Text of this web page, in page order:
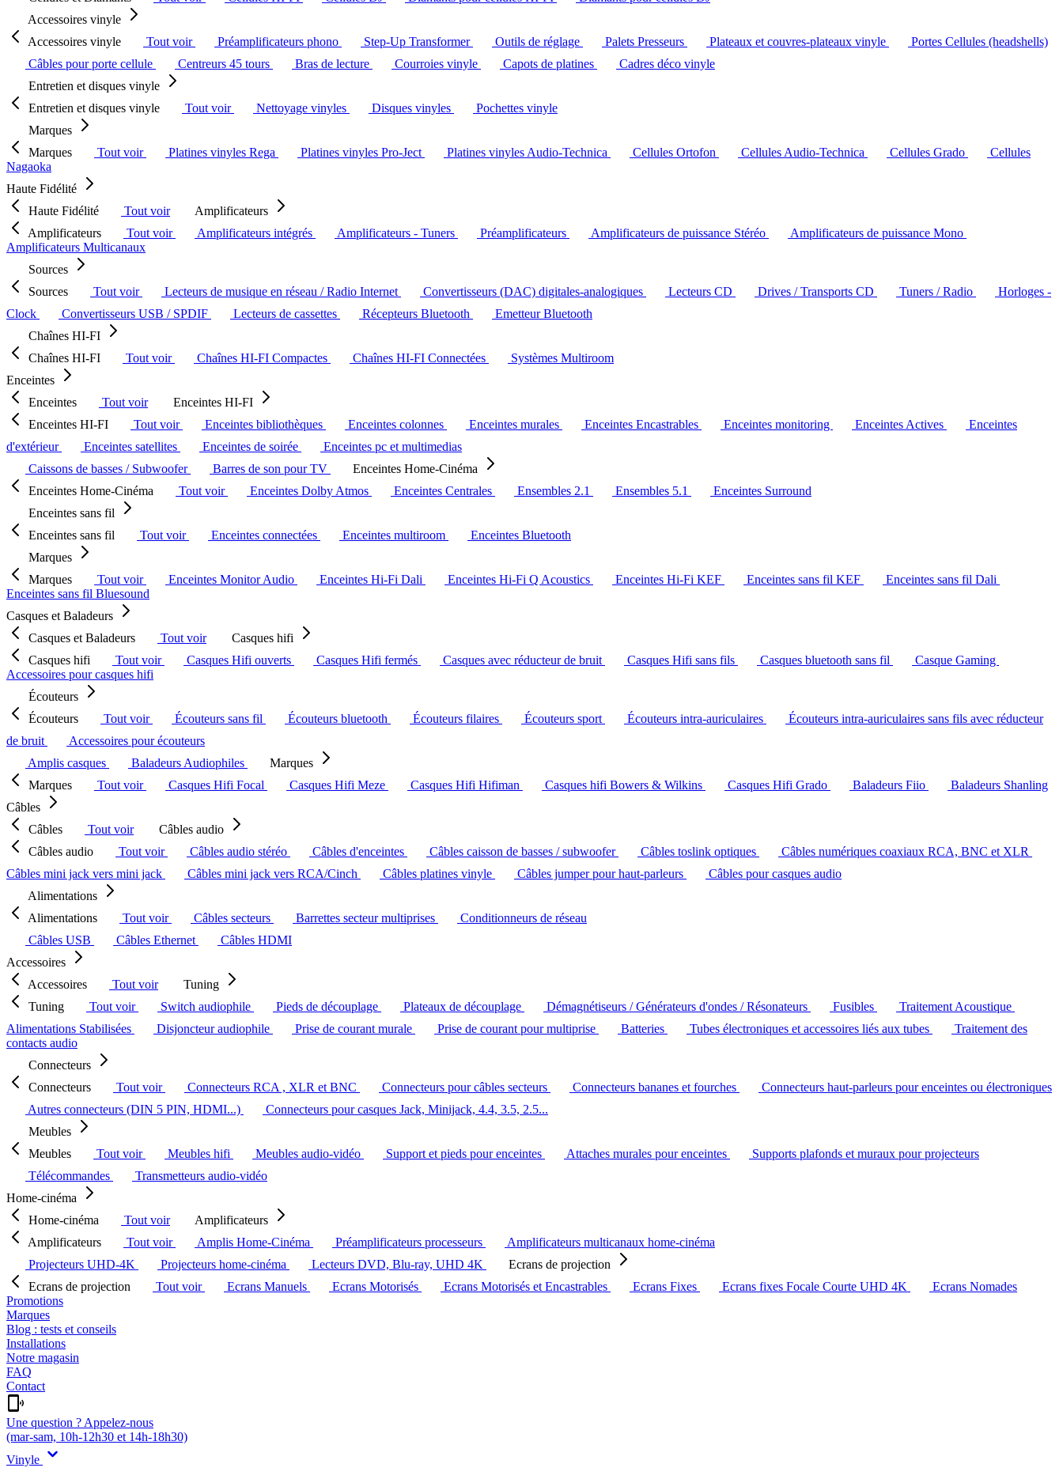
Accessoires vinyle
Accessoires vinyle
Tout voir Préamplificateurs phono Step-Up Transformer Outils de réglage Palets Presseurs Plateaux et couvres-plateaux vinyle
Portes Cellules (headshells)
Câbles pour porte cellule
Centreurs 45 tours Bras de lecture Courroies vinyle Capots de platines
Cadres déco vinyle
Entretien et disques vinyle
Entretien et disques vinyle
Tout voir Nettoyage vinyles Disques vinyles
Pochettes vinyle
Marques
Marques
Tout voir Platines vinyles Rega Platines vinyles Pro-Ject Platines vinyles Audio-Technica Cellules Ortofon Cellules Audio-Technica Cellules Grado
Cellules
Nagaoka
Haute Fidélité
Haute Fidélité
Tout voir
Amplificateurs
Amplificateurs
Tout voir Amplificateurs intégrés Amplificateurs - Tuners Préamplificateurs Amplificateurs de puissance Stéréo
Amplificateurs de puissance Mono
Amplificateurs Multicanaux
Sources
Sources
Tout voir Lecteurs de musique en réseau / Radio Internet Convertisseurs (DAC) digitales-analogiques Lecteurs CD Drives / Transports CD Tuners / Radio
Horloges -
Clock
Convertisseurs USB / SPDIF Lecteurs de cassettes Récepteurs Bluetooth
Emetteur Bluetooth
Chaînes HI-FI
Chaînes HI-FI
Tout voir Chaînes HI-FI Compactes Chaînes HI-FI Connectées
Systèmes Multiroom
Enceintes
Enceintes
Tout voir
Enceintes HI-FI
Enceintes HI-FI
Tout voir Enceintes bibliothèques Enceintes colonnes Enceintes murales Enceintes Encastrables Enceintes monitoring Enceintes Actives
Enceintes
d'extérieur
Enceintes satellites Enceintes de soirée
Enceintes pc et multimedias
Caissons de basses / Subwoofer
Barres de son pour TV
Enceintes Home-Cinéma
Enceintes Home-Cinéma
Tout voir Enceintes Dolby Atmos Enceintes Centrales Ensembles 2.1 Ensembles 5.1
Enceintes Surround
Enceintes sans fil
Enceintes sans fil
Tout voir Enceintes connectées Enceintes multiroom
Enceintes Bluetooth
Marques
Marques
Tout voir Enceintes Monitor Audio Enceintes Hi-Fi Dali Enceintes Hi-Fi Q Acoustics Enceintes Hi-Fi KEF Enceintes sans fil KEF
Enceintes sans fil Dali
Enceintes sans fil Bluesound
Casques et Baladeurs
Casques et Baladeurs
Tout voir
Casques hifi
Casques hifi
Tout voir Casques Hifi ouverts Casques Hifi fermés Casques avec réducteur de bruit Casques Hifi sans fils Casques bluetooth sans fil
Casque Gaming
Accessoires pour casques hifi
Écouteurs
Écouteurs
Tout voir Écouteurs sans fil Écouteurs bluetooth Écouteurs filaires Écouteurs sport Écouteurs intra-auriculaires
Écouteurs intra-auriculaires sans fils avec réducteur
de bruit
Accessoires pour écouteurs
Amplis casques
Baladeurs Audiophiles
Marques
Marques
Tout voir Casques Hifi Focal Casques Hifi Meze Casques Hifi Hifiman Casques hifi Bowers & Wilkins Casques Hifi Grado Baladeurs Fiio
Baladeurs Shanling
Câbles
Câbles
Tout voir
Câbles audio
Câbles audio
Tout voir Câbles audio stéréo Câbles d'enceintes Câbles caisson de basses / subwoofer Câbles toslink optiques
Câbles numériques coaxiaux RCA, BNC et XLR
Câbles mini jack vers mini jack
Câbles mini jack vers RCA/Cinch Câbles platines vinyle Câbles jumper pour haut-parleurs
Câbles pour casques audio
Alimentations
Alimentations
Tout voir Câbles secteurs Barrettes secteur multiprises
Conditionneurs de réseau
Câbles USB
Câbles Ethernet
Câbles HDMI
Accessoires
Accessoires
Tout voir
Tuning
Tuning
Tout voir Switch audiophile Pieds de découplage Plateaux de découplage Démagnétiseurs / Générateurs d'ondes / Résonateurs Fusibles
Traitement Acoustique
Alimentations Stabilisées
Disjoncteur audiophile Prise de courant murale Prise de courant pour multiprise Batteries Tubes électroniques et accessoires liés aux tubes
Traitement des
contacts audio
Connecteurs
Connecteurs
Tout voir Connecteurs RCA , XLR et BNC Connecteurs pour câbles secteurs Connecteurs bananes et fourches
Connecteurs haut-parleurs pour enceintes ou électroniques
Autres connecteurs (DIN 5 PIN, HDMI...)
Connecteurs pour casques Jack, Minijack, 4.4, 3.5, 2.5...
Meubles
Meubles
Tout voir Meubles hifi Meubles audio-vidéo Support et pieds pour enceintes Attaches murales pour enceintes
Supports plafonds et muraux pour projecteurs
Télécommandes
Transmetteurs audio-vidéo
Home-cinéma
Home-cinéma
Tout voir
Amplificateurs
Amplificateurs
Tout voir Amplis Home-Cinéma Préamplificateurs processeurs
Amplificateurs multicanaux home-cinéma
Projecteurs UHD-4K
Projecteurs home-cinéma Lecteurs DVD, Blu-ray, UHD 4K
Ecrans de projection
Ecrans de projection
Tout voir Ecrans Manuels Ecrans Motorisés Ecrans Motorisés et Encastrables Ecrans Fixes Ecrans fixes Focale Courte UHD 4K
Ecrans Nomades
Promotions
Marques
Blog : tests et conseils
Installations
Notre magasin
FAQ
Contact
Une question ? Appelez-nous
(mar-sam, 10h-12h30 et 14h-18h30)
Vinyle